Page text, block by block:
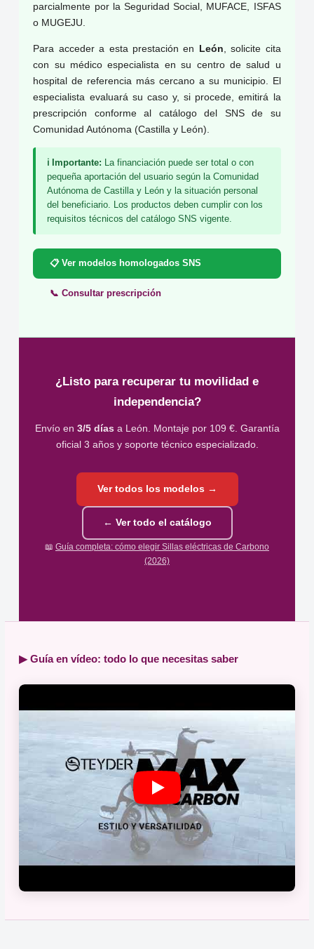
parcialmente por la Seguridad Social, MUFACE, ISFAS
o MUGEJU.
Para acceder a esta prestación en León , solicite cita
con su médico especialista en su centro de salud u
hospital de referencia más cercano a su municipio. El
especialista evaluará su caso y, si procede, emitirá la
prescripción conforme al catálogo del SNS de su
Comunidad Autónoma (Castilla y León).
ℹ️ Importante: La financiación puede ser total o con
pequeña aportación del usuario según la Comunidad
Autónoma de Castilla y León y la situación personal
del beneficiario. Los productos deben cumplir con los
requisitos técnicos del catálogo SNS vigente.
📋 Ver modelos homologados SNS
📞 Consultar prescripción
¿Listo para recuperar tu movilidad e
independencia?
Envío en 3/5 díasa León. Montaje por 109 €. Garantía
oficial 3 años y soporte técnico especializado.
Ver todos los modelos →
← Ver todo el catálogo
📖 Guía completa: cómo elegir Sillas eléctricas de Carbono
(2026)
▶ Guía en vídeo: todo lo que necesitas saber